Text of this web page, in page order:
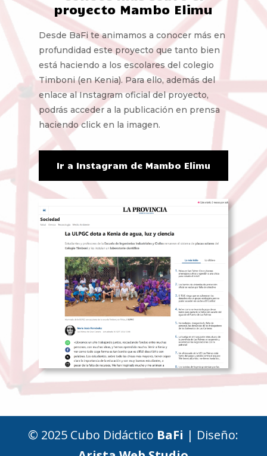
proyecto Mambo Elimu
Desde BaFi te animamos a conocer más en
profundidad este proyecto que tanto bien
está haciendo a los escolares del colegio
Timboni (en Kenia). Para ello, además del
enlace al Instagram oficial del proyecto,
podrás acceder a la publicación en prensa
haciendo click en la imagen.
Ir a Instagram de Mambo Elimu
© 2025 Cubo Didáctico BaFi | Diseño: